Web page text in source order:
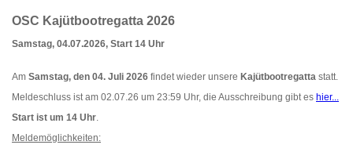
OSC Kajütbootregatta 2026
Samstag, 04.07.2026, Start 14 Uhr
Am Samstag, den 04. Juli 2026 findet wieder unsere Kajütbootregatta statt.
Meldeschluss ist am 02.07.26 um 23:59 Uhr, die Ausschreibung gibt es hier...
Start ist um 14 Uhr.
Meldemöglichkeiten: